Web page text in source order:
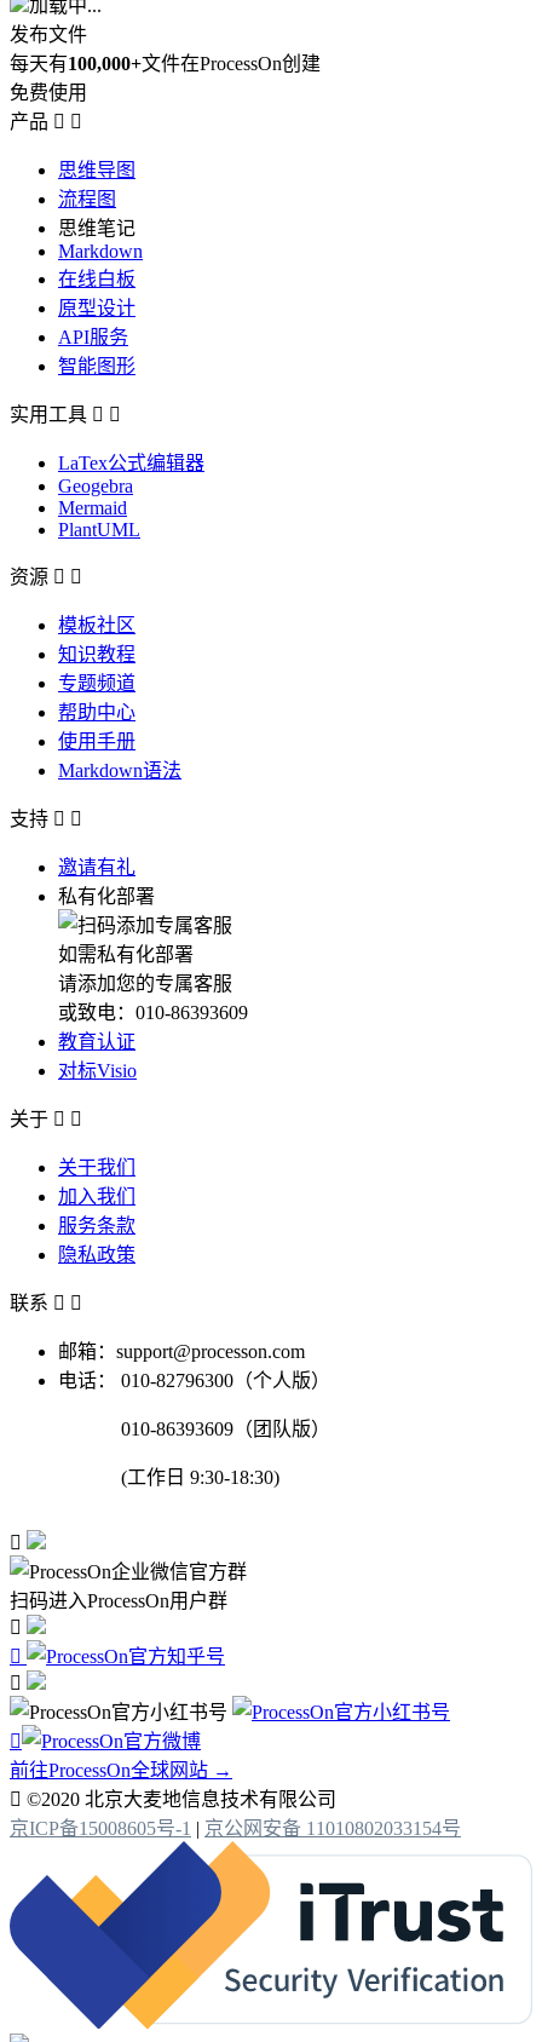
加载中...
发布文件
每天有100,000+文件在ProcessOn创建
免费使用
产品  
思维导图
流程图
思维笔记
Markdown
在线白板
原型设计
API服务
智能图形
实用工具  
LaTex公式编辑器
Geogebra
Mermaid
PlantUML
资源  
模板社区
知识教程
专题频道
帮助中心
使用手册
Markdown语法
支持  
邀请有礼
私有化部署
如需私有化部署
请添加您的专属客服
或致电：010-86393609
教育认证
对标Visio
关于  
关于我们
加入我们
服务条款
隐私政策
联系  
邮箱：support@processon.com
电话：
010-82796300（个人版）
010-86393609（团队版）
(工作日 9:30-18:30)

扫码进入ProcessOn用户群




前往ProcessOn全球网站 →
 ©2020 北京大麦地信息技术有限公司
京ICP备15008605号-1 | 京公网安备 11010802033154号